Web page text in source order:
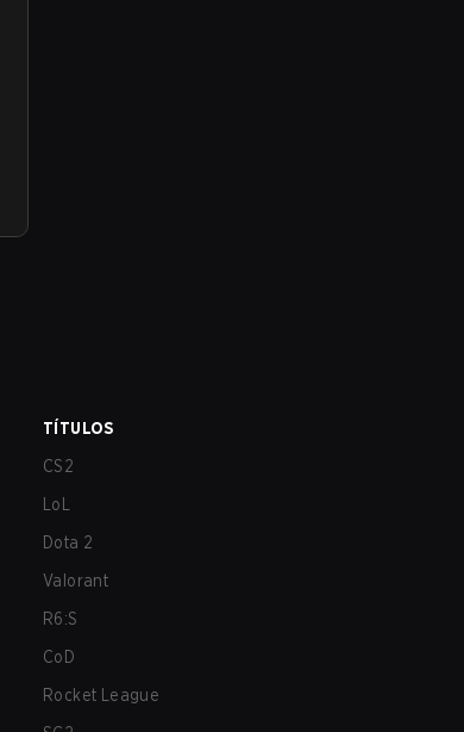
TÍTULOS
CS2
LoL
Dota 2
Valorant
R6:S
CoD
Rocket League